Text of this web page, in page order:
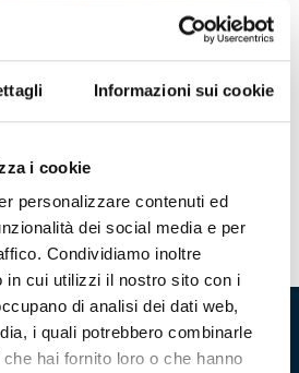
Informazioni sui cookie
i cookie
personalizzare contenuti ed
dei social media e per
Condividiamo inoltre
in cui utilizzi il nostro sito con i
di analisi dei dati web,
i quali potrebbero combinarle
hai fornito loro o che hanno
ed urbanistiche, di
in campo industriale e
in città. Tutto ciò viene
che si sono susseguite nella storia
La mostra, allestita al primo
in collaborazione con il
visita seguirà quello del Museo
è a pagamento e rientra nel